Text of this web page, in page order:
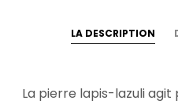
LA DESCRIPTION
La pierre lapis-lazuli